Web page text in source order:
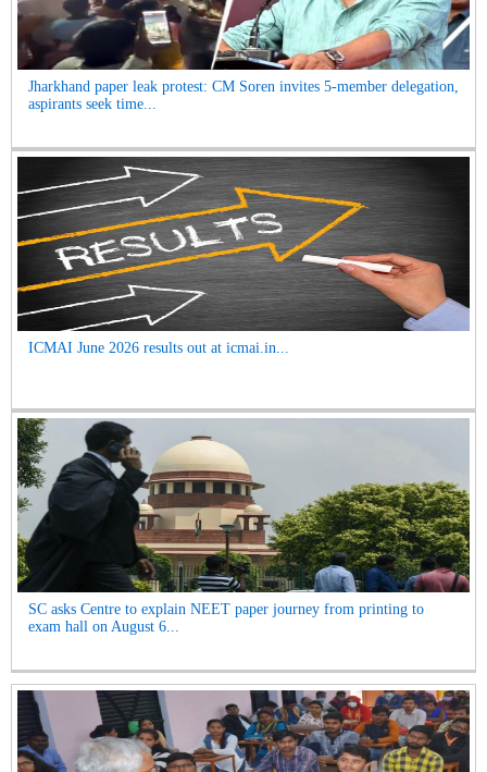
Jharkhand paper leak protest: CM Soren invites 5-member delegation,
aspirants seek time...
ICMAI June 2026 results out at icmai.in...
SC asks Centre to explain NEET paper journey from printing to
exam hall on August 6...